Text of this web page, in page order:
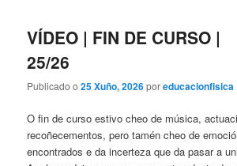
VÍDEO | FIN DE CURSO |
25/26
Publicado o25 Xuño, 2026poreducacionfisica
O fin de curso estivo cheo de música,
recoñecementos, pero tamén cheo de
encontrados e da incerteza que da pasar a